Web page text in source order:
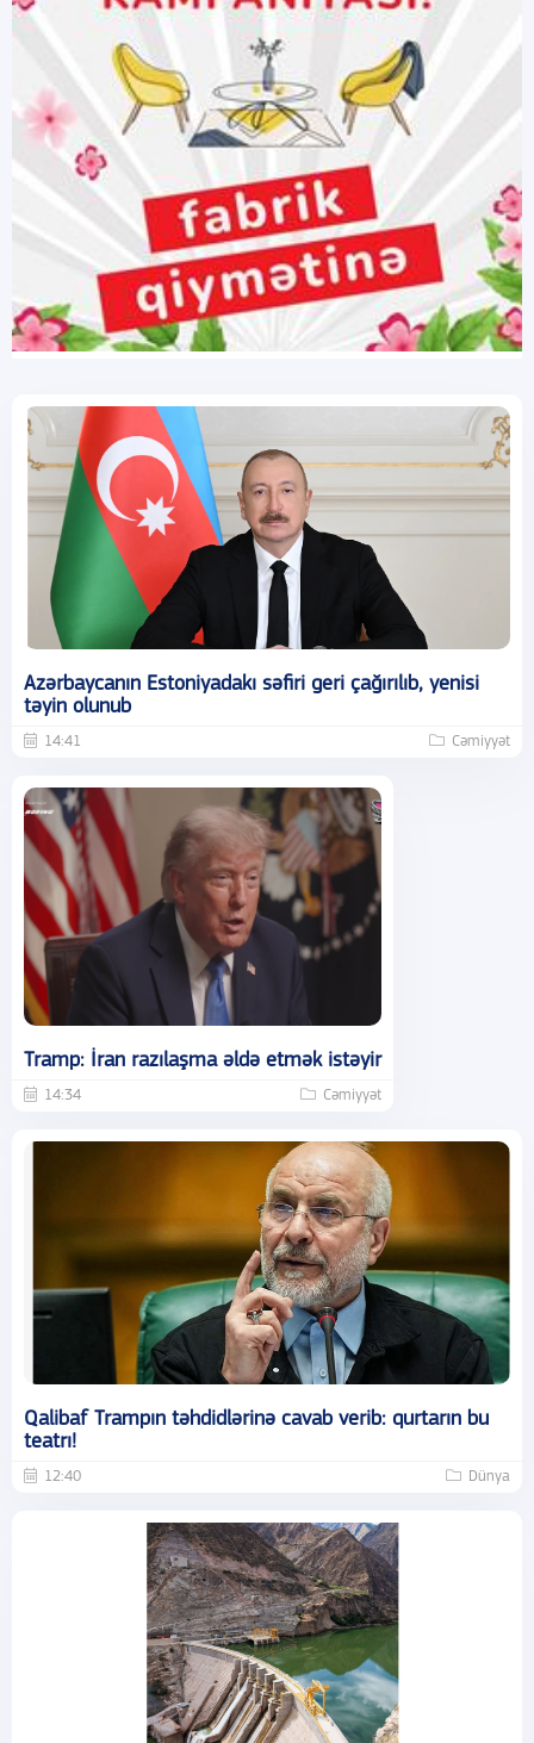
Azərbaycanın Estoniyadakı səfiri geri çağırılıb, yenisi
təyin olunub
14:41 Cəmiyyət
Tramp: İran razılaşma əldə etmək istəyir
14:34 Cəmiyyət
Qalibaf Trampın təhdidlərinə cavab verib: qurtarın bu
teatrı!
12:40 Dünya